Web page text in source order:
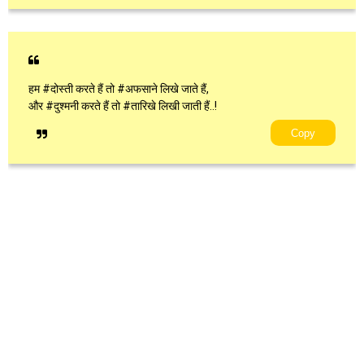
हम #दोस्ती करते हैं तो #अफसाने लिखे जाते हैं,
और #दुश्मनी करते हैं तो #तारिखे लिखी जाती हैं..!
Copy